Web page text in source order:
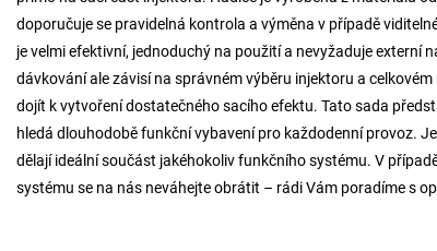
doporučuje se pravidelná kontrola a výměna v případě
je velmi efektivní, jednoduchý na použití a nevyžaduje externí
dávkování ale závisí na správném výběru injektoru a
dojít k vytvoření dostatečného sacího efektu. Tato sada
hledá dlouhodobě funkční vybavení pro každodenní provoz.
dělají ideální součást jakéhokoliv funkčního systému. V
systému se na nás neváhejte obrátit – rádi Vám poradíme s